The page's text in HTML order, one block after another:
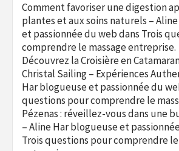
Comment favoriser une digestion
plantes et aux soins naturels –
et passionnée du webdans Trois
comprendre le massage entreprise.
Découvrez la Croisière en
Christal Sailing – Expériences
Har blogueuse et passionnée du
questions pour comprendre le
Pézenas : réveillez-vous dans une
– Aline Har blogueuse et
Trois questions pour comprendre le